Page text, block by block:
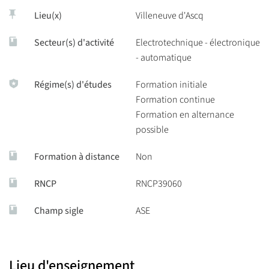
Study of new energy storage systems for future
Development of future traction systems using systemic
optimization and multiphysical modeling,
Exploration of solutions for integrating renewable energies
into the electricity system and designing subsystems for
renewable energy systems.
Voici lescompétences et connaissances clés
parcoursGestion des réseaux d’énergie électrique (GRE2)
évolutions et le fonctionnement
Lieu(x) Villeneuve d'Ascq
Secteur(s) d'activité
Electrotechnique - électronique
- automatique
Régime(s) d'études
Formation initiale
Formation continue
Formation en alternance
possible
Formation à distance Non
RNCP RNCP39060
Champ sigle ASE